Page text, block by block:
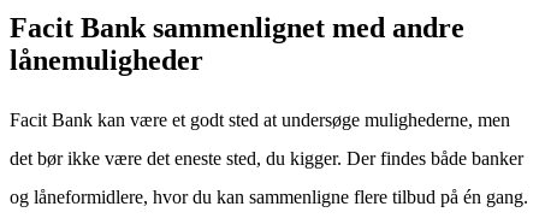
Facit Bank sammenlignet med andre
lånemuligheder
Facit Bank kan være et godt sted at undersøge mulighederne, men
det bør ikke være det eneste sted, du kigger. Der findes både banker
og låneformidlere, hvor du kan sammenligne flere tilbud på én gang.